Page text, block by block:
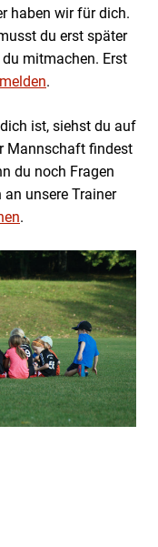
haben wir für dich.
du erst später
mitmachen. Erst
.
ist, siehst du auf
Mannschaft findest
du noch Fragen
an unsere Trainer
.